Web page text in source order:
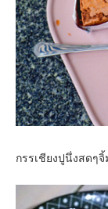
กรรเชียงปูนึ่งสด